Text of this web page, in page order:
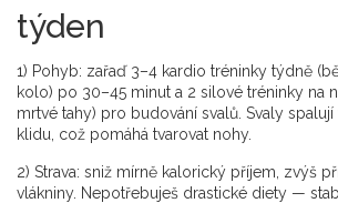
týden
1) Pohyb: zařaď 3–4 kardio tréninky týdně
kolo) po 30–45 minut a 2 silové tréninky na
mrtvé tahy) pro budování svalů. Svaly
klidu, což pomáhá tvarovat nohy.
2) Strava: sniž mírně kalorický příjem, zvýš
vlákniny. Nepotřebuješ drastické diety —